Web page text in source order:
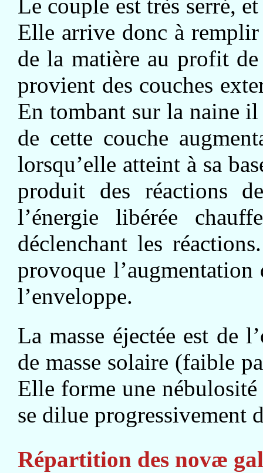
Le couple est très serré,
Elle arrive donc à
de la matière au profit
provient des couches
En tombant sur la naine
de cette couche
lorsqu’elle atteint à sa
produit des réactions
l’énergie libérée
déclenchant les
provoque
l’enveloppe.
La masse éjectée est de
de masse solaire (faible
Elle forme une
se dilue progressivement
Répartition des novæ